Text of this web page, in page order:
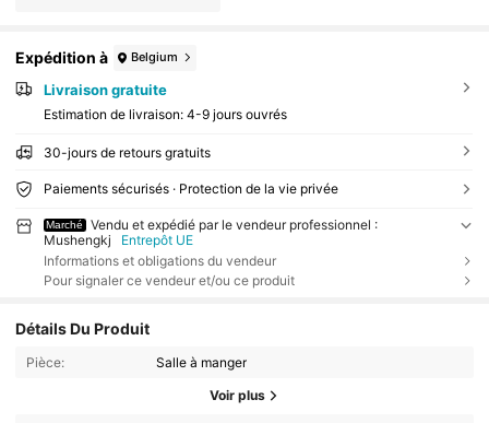
Expédition à Belgium
Livraison gratuite
Estimation de livraison: 4-9 jours ouvrés
30-jours de retours gratuits
Paiements sécurisés · Protection de la vie privée
Marché
Vendu et expédié par le vendeur professionnel :
Mushengkj
Entrepôt UE
Informations et obligations du vendeur
Pour signaler ce vendeur et/ou ce produit
Détails Du Produit
Pièce: Salle à manger
Voir plus